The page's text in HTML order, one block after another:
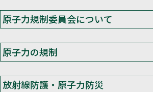
原子力規制委員会について
原子力の規制
放射線防護・原子力防災